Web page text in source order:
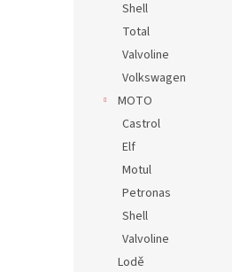
Shell
Total
Valvoline
Volkswagen
MOTO
Castrol
Elf
Motul
Petronas
Shell
Valvoline
Lodě